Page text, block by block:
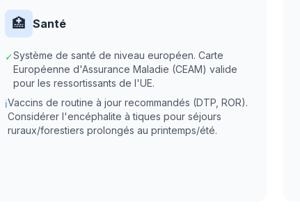
🏥 Santé
✓Système de santé de niveau européen. Carte
Européenne d'Assurance Maladie (CEAM) valide
pour les ressortissants de l'UE.
ℹVaccins de routine à jour recommandés (DTP, ROR).
Considérer l'encéphalite à tiques pour séjours
ruraux/forestiers prolongés au printemps/été.